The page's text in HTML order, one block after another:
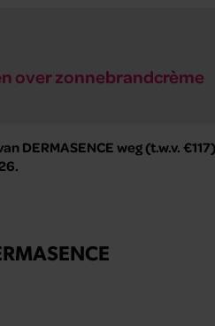
over zonnebrandcrème
DERMASENCE weg (t.w.v.